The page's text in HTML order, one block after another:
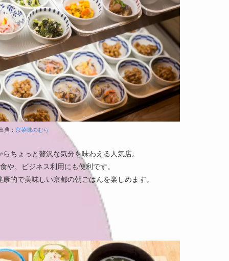
典： 京菜味のむら
ちょっと贅沢な気分を味わえる人気店。
や、ビジネス利用にも便利です。
的で美味しい京都の朝ごはんを楽しめます。